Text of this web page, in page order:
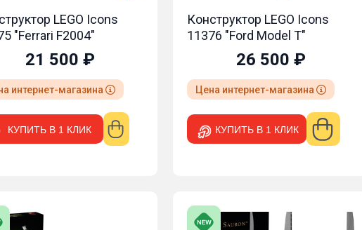
LEGO Icons
"Ferrari F2004"
21 500 ₽
интернет-магазина
КУПИТЬ В 1 КЛИК
Конструктор LEGO Icons
11376 "Ford Model T"
26 500 ₽
Цена интернет-магазина
КУПИТЬ В 1 КЛИК